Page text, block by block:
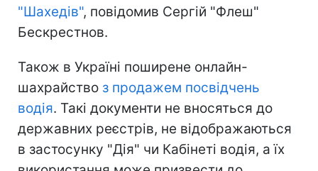
"Шахедів", повідомив Сергій "Флеш"
Бескрестнов.
Також в Україні поширене онлайн-
шахрайство з продажем посвідчень
водія. Такі документи не вносяться до
державних реєстрів, не відображаються
в застосунку "Дія" чи Кабінеті водія, а їх